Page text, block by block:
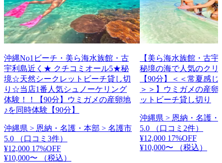
沖縄No1ビーチ・美ら海水族館・古
宇利島近く★ クチコミオール5★秘
境☆天然シークレットビーチ貸し切
り☆当店1番人気シュノーケリング
体験！！【90分】ウミガメの産卵地
♪を同時体験【90分】
沖縄県 > 恩納・名護・本部 > 名護市
5.0
（口コミ3件）
¥12,000 17%OFF
¥10,000〜
（税込）
【美ら海水族館・古
秘境の海で人気のクリ
【90分】＜＜常夏感
＞＞】ウミガメの産
ットビーチ貸し切り
沖縄県 > 恩納・名護・
5.0
（口コミ2件）
¥12,000 17%OFF
¥10,000〜
（税込）